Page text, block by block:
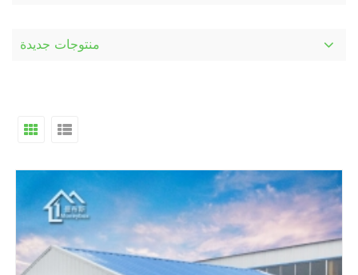
منتوجات جديدة